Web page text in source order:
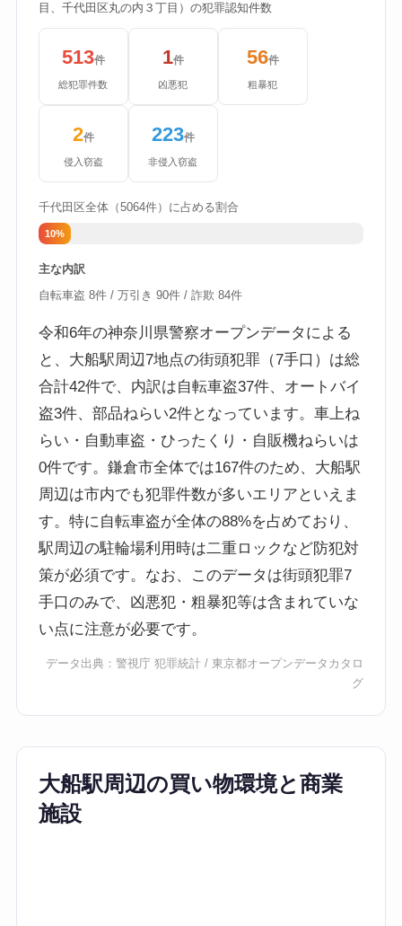
目、千代田区丸の内３丁目）の犯罪認知件数
513件
総犯罪件数
1件
凶悪犯
56件
粗暴犯
2件
侵入窃盗
223件
非侵入窃盗
千代田区全体（5064件）に占める割合
10%
主な内訳
自転車盗 8件 / 万引き 90件 / 詐欺 84件
令和6年の神奈川県警察オープンデータによる
と、大船駅周辺7地点の街頭犯罪（7手口）は総
合計42件で、内訳は自転車盗37件、オートバイ
盗3件、部品ねらい2件となっています。車上ね
らい・自動車盗・ひったくり・自販機ねらいは
0件です。鎌倉市全体では167件のため、大船駅
周辺は市内でも犯罪件数が多いエリアといえま
す。特に自転車盗が全体の88%を占めており、
駅周辺の駐輪場利用時は二重ロックなど防犯対
策が必須です。なお、このデータは街頭犯罪7
手口のみで、凶悪犯・粗暴犯等は含まれていな
い点に注意が必要です。
データ出典：警視庁 犯罪統計 /東京都オープンデータカタロ
グ
大船駅周辺の買い物環境と商業
施設